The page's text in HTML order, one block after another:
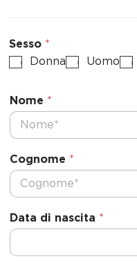
Sesso *
Donna
Uomo
Nome *
Cognome *
Data di nascita *